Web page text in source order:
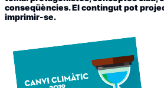
conseqüències. El contingut pot
imprimir-se.